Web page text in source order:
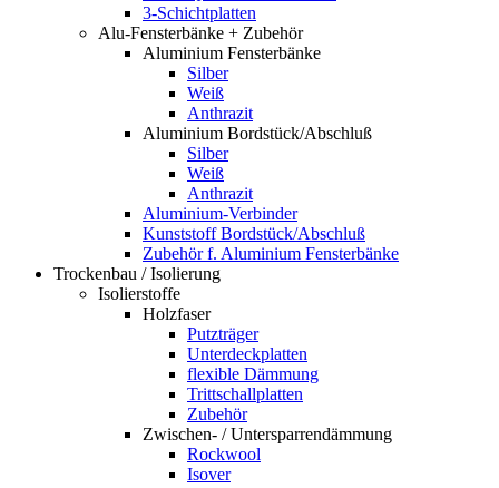
3-Schichtplatten
Alu-Fensterbänke + Zubehör
Aluminium Fensterbänke
Silber
Weiß
Anthrazit
Aluminium Bordstück/Abschluß
Silber
Weiß
Anthrazit
Aluminium-Verbinder
Kunststoff Bordstück/Abschluß
Zubehör f. Aluminium Fensterbänke
Trockenbau / Isolierung
Isolierstoffe
Holzfaser
Putzträger
Unterdeckplatten
flexible Dämmung
Trittschallplatten
Zubehör
Zwischen- / Untersparrendämmung
Rockwool
Isover